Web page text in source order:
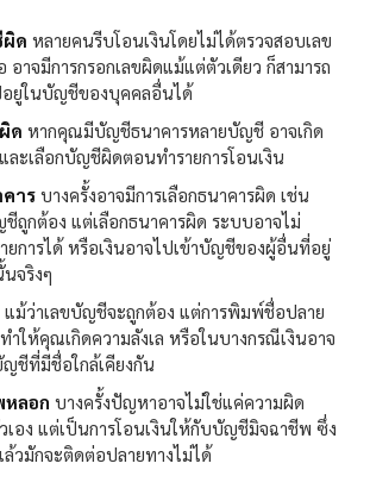
ผิด หลายคนรีบโอนเงินโดยไม่ได้ตรวจสอบเลข
าจมีการกรอกเลขผิดแม้แต่ตัวเดียว ก็สามารถ
อยู่ในบัญชีของบุคคลอื่นได้
ด หากคุณมีบัญชีธนาคารหลายบัญชี อาจเกิด
ละเลือกบัญชีผิดตอนทำรายการโอนเงิน
าร บางครั้งอาจมีการเลือกธนาคารผิด เช่น
ถูกต้อง แต่เลือกธนาคารผิด ระบบอาจไม่
ยการได้ หรือเงินอาจไปเข้าบัญชีของผู้อื่นที่อยู่
จริงๆ
แม้ว่าเลขบัญชีจะถูกต้อง แต่การพิมพ์ชื่อปลาย
ำให้คุณเกิดความลังเล หรือในบางกรณีเงินอาจ
ชีที่มีชื่อใกล้เคียงกัน
หลอก บางครั้งปัญหาอาจไม่ใช่แค่ความผิด
เอง แต่เป็นการโอนเงินให้กับบัญชีมิจฉาชีพ ซึ่ง
วมักจะติดต่อปลายทางไม่ได้